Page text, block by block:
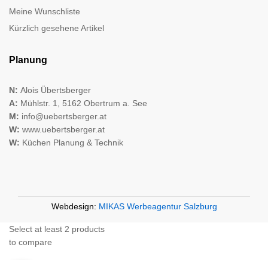
Meine Wunschliste
Kürzlich gesehene Artikel
Planung
N: Alois Übertsberger
A: Mühlstr. 1, 5162 Obertrum a. See
M: info@uebertsberger.at
W: www.uebertsberger.at
W: Küchen Planung & Technik
Webdesign: MIKAS Werbeagentur Salzburg
Select at least 2 products
to compare